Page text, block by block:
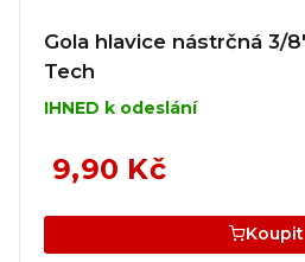
Gola hlavice nástrčná 3/
Tech
IHNED k odeslání
9,90 Kč
Koupit